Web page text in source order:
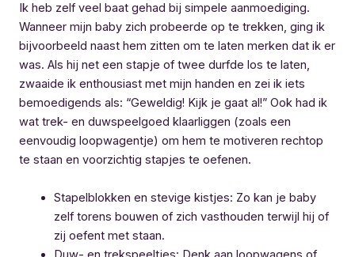
Ik heb zelf veel baat gehad bij simpele aanmoediging.
Wanneer mijn baby zich probeerde op te trekken, ging ik
bijvoorbeeld naast hem zitten om te laten merken dat ik er
was. Als hij net een stapje of twee durfde los te laten,
zwaaide ik enthousiast met mijn handen en zei ik iets
bemoedigends als: “Geweldig! Kijk je gaat al!” Ook had ik
wat trek- en duwspeelgoed klaarliggen (zoals een
eenvoudig loopwagentje) om hem te motiveren rechtop
te staan en voorzichtig stapjes te oefenen.
Stapelblokken en stevige kistjes: Zo kan je baby
zelf torens bouwen of zich vasthouden terwijl hij of
zij oefent met staan.